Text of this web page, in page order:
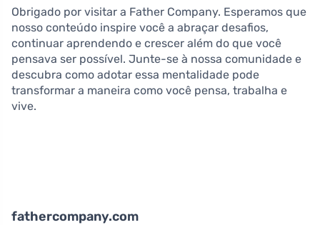
Obrigado por visitar a Father Company. Esperamos que
nosso conteúdo inspire você a abraçar desafios,
continuar aprendendo e crescer além do que você
pensava ser possível. Junte-se à nossa comunidade e
descubra como adotar essa mentalidade pode
transformar a maneira como você pensa, trabalha e
vive.
fathercompany.com